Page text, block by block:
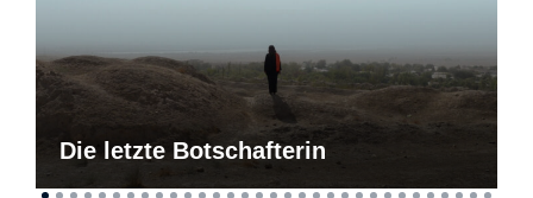
Die letzte Botschafterin